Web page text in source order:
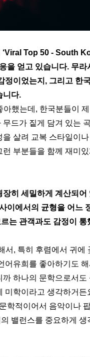
‘Viral Top 50 - South
을 얻고 있습니다. 무라
정이었는지, 그리고 한
니다.
했는데, 한국분들이
드가 짙게 담겨 있는 곡
을 살려 교복 스타일이
부분들을 함께 재미
히 세밀하게 계산되어
이에서의 균형을 어느
는 관객과도 감정이 통
서, 특히 후렴에서 귀에
어유희를 좋아하기도 해
하나의 문학으로서도
학이라고 생각하거든
학적이어서 음악이나
밸런스를 중요하게 생